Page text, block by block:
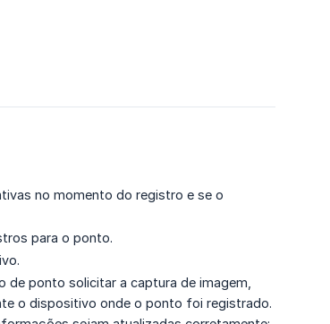
no momento do registro e se o
para o ponto.
ponto solicitar a captura de imagem,
o dispositivo onde o ponto foi registrado.